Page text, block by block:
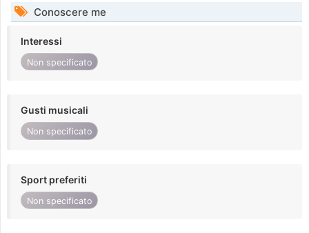
Conoscere me
Interessi
Non specificato
Gusti musicali
Non specificato
Sport preferiti
Non specificato